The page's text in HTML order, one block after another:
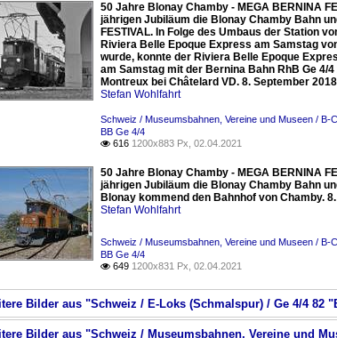
50 Jahre Blonay Chamby - MEGA BERNINA
jährigen Jubiläum die Blonay Chamby Bahn
FESTIVAL. In Folge des Umbaus der Station
Riviera Belle Epoque Express am Samstag
wurde, konnte der Riviera Belle Epoque
am Samstag mit der Bernina Bahn RhB Ge 4/
Montreux bei Châtelard VD. 8. September 2018
Stefan Wohlfahrt
Schweiz / Museumsbahnen, Vereine und Museen / B-
BB Ge 4/4
 616 1200x883 Px, 02.04.2021
50 Jahre Blonay Chamby - MEGA BERNINA
jährigen Jubiläum die Blonay Chamby Bahn
Blonay kommend den Bahnhof von Chamby.
Stefan Wohlfahrt
Schweiz / Museumsbahnen, Vereine und Museen / B-
BB Ge 4/4
 649 1200x831 Px, 02.04.2021
Bilder aus "Schweiz / E-Loks (Schmalspur) / Ge 4/4 82
Bilder aus "Schweiz / Museumsbahnen, Vereine und